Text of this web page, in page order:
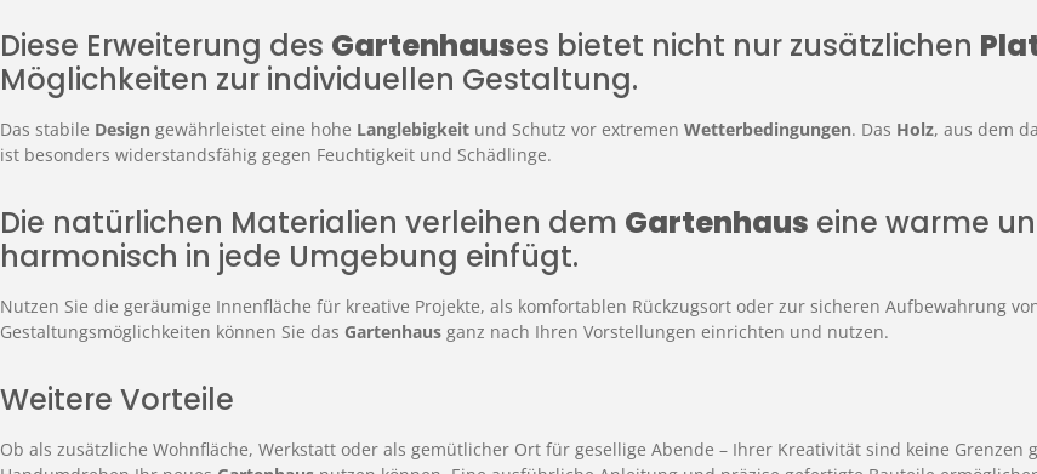
Diese Erweiterung des Gartenhauses bietet nicht nur zusätzlichen
Möglichkeiten zur individuellen Gestaltung.
Das stabile Design gewährleistet eine hohe Langlebigkeit und Schutz vor extremen Wetterbedingungen. Das Holz, aus dem
ist besonders widerstandsfähig gegen Feuchtigkeit und Schädlinge.
Die natürlichen Materialien verleihen dem Gartenhaus eine warme
harmonisch in jede Umgebung einfügt.
Nutzen Sie die geräumige Innenfläche für kreative Projekte, als komfortablen Rückzugsort oder zur sicheren Aufbewahrung
Gestaltungsmöglichkeiten können Sie das Gartenhaus ganz nach Ihren Vorstellungen einrichten und nutzen.
Weitere Vorteile
Ob als zusätzliche Wohnfläche, Werkstatt oder als gemütlicher Ort für gesellige Abende – Ihrer Kreativität sind keine Grenzen